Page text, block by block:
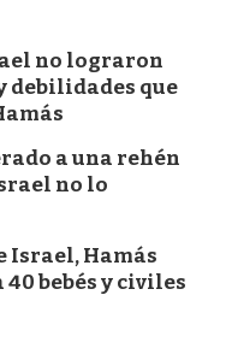
no lograron
debilidades que
a una rehén
no lo
Israel, Hamás
bebés y civiles